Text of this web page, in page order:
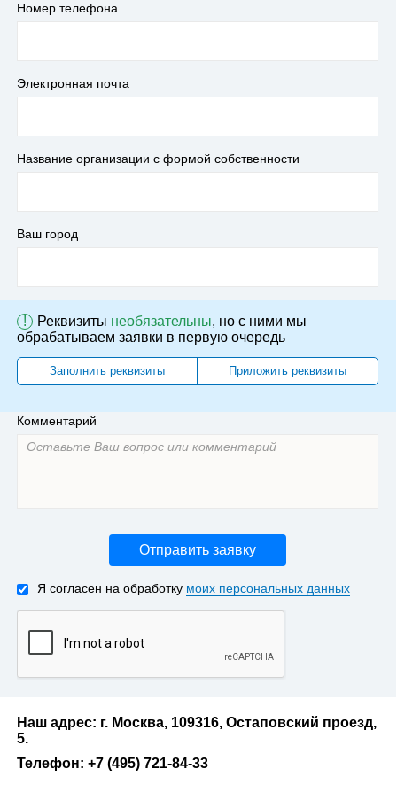
Номер телефона
Электронная почта
Название организации с формой собственности
Ваш город
! Реквизиты необязательны, но с ними мы
обрабатываем заявки в первую очередь
Заполнить реквизиты Приложить реквизиты
Комментарий
Отправить заявку
Я согласен на обработку моих персональных данных
Наш адрес: г. Москва, 109316, Остаповский проезд,
5.
Телефон: +7 (495) 721-84-33